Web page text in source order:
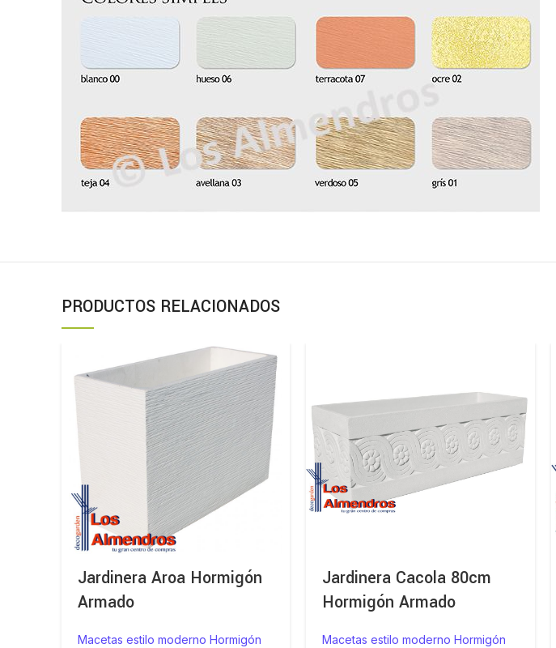
PRODUCTOS RELACIONADOS
Jardinera Aroa Hormigón
Armado
Macetas estilo moderno Hormigón
Jardinera Cacola 80cm
Hormigón Armado
Macetas estilo moderno Hormigón